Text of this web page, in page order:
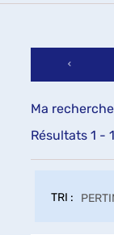
Ma
Résultats 1 -
TRI :